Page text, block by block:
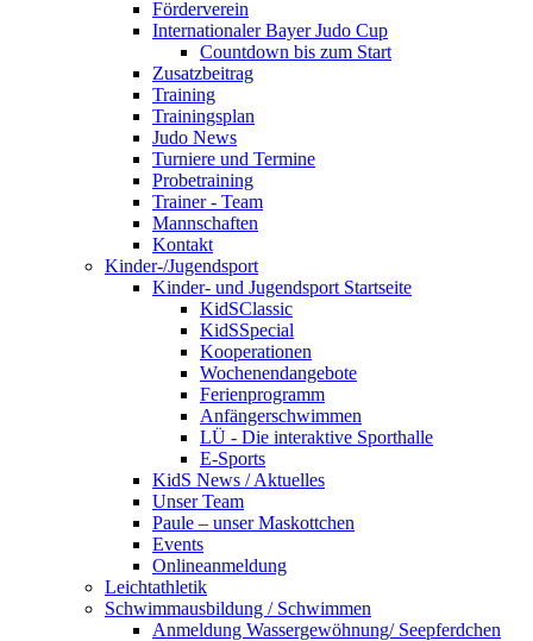
Förderverein
Internationaler Bayer Judo Cup
Countdown bis zum Start
Zusatzbeitrag
Training
Trainingsplan
Judo News
Turniere und Termine
Probetraining
Trainer - Team
Mannschaften
Kontakt
Kinder-/Jugendsport
Kinder- und Jugendsport Startseite
KidSClassic
KidSSpecial
Kooperationen
Wochenendangebote
Ferienprogramm
Anfängerschwimmen
LÜ - Die interaktive Sporthalle
E-Sports
KidS News / Aktuelles
Unser Team
Paule – unser Maskottchen
Events
Onlineanmeldung
Leichtathletik
Schwimmausbildung / Schwimmen
Anmeldung Wassergewöhnung/ Seepferdchen